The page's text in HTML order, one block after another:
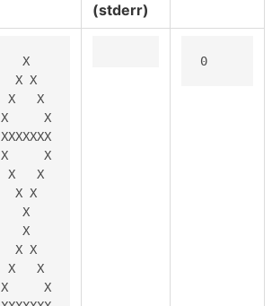
(stderr)
   X
  X X
X   X
X     X
XXXXXXX
X     X
X   X
  X X
   X
   X
  X X
X   X
X     X
0